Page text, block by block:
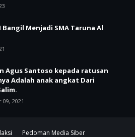
Bangil Menjadi SMA Taruna Al
Agus Santoso kepada ratusan
Adalah anak angkat Dari
2021
Pedoman Media Siber